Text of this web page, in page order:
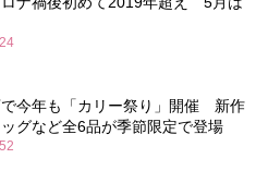
で今年も「カリー祭り」開催 新作
グなど全6品が季節限定で登場